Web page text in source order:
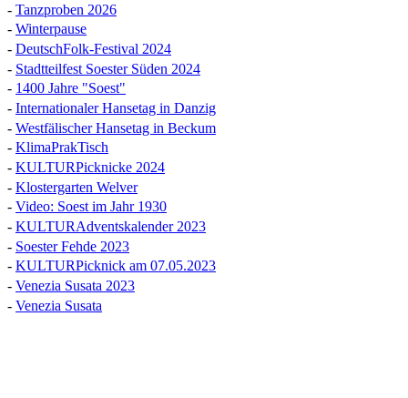
- Tanzproben 2026
- Winterpause
- DeutschFolk-Festival 2024
- Stadtteilfest Soester Süden 2024
- 1400 Jahre "Soest"
- Internationaler Hansetag in Danzig
- Westfälischer Hansetag in Beckum
- KlimaPrakTisch
- KULTURPicknicke 2024
- Klostergarten Welver
- Video: Soest im Jahr 1930
- KULTURAdventskalender 2023
- Soester Fehde 2023
- KULTURPicknick am 07.05.2023
- Venezia Susata 2023
- Venezia Susata